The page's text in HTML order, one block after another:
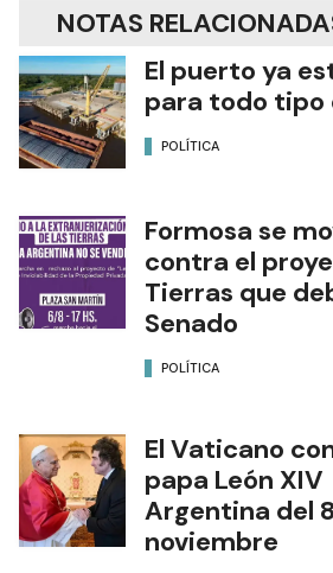
NOTAS
El puerto ya
para todo tipo
POLÍTICA
Formosa se
contra el
Tierras que
Senado
POLÍTICA
El Vaticano
papa León
Argentina del 8
noviembre